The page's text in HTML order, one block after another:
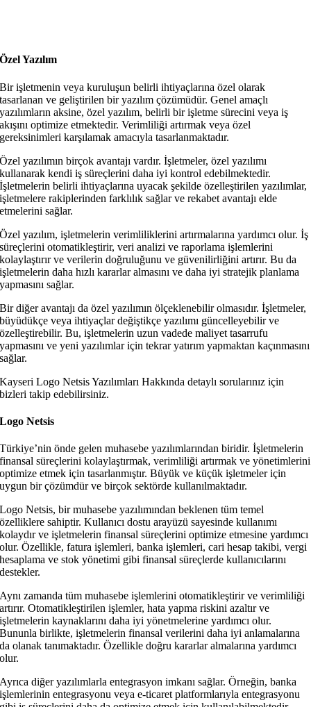
Özel Yazılım
Bir işletmenin veya kuruluşun belirli ihtiyaçlarına özel olarak
tasarlanan ve geliştirilen bir yazılım çözümüdür. Genel amaçlı
yazılımların aksine, özel yazılım, belirli bir işletme sürecini veya iş
akışını optimize etmektedir. Verimliliği artırmak veya özel
gereksinimleri karşılamak amacıyla tasarlanmaktadır.
Özel yazılımın birçok avantajı vardır. İşletmeler, özel yazılımı
kullanarak kendi iş süreçlerini daha iyi kontrol edebilmektedir.
İşletmelerin belirli ihtiyaçlarına uyacak şekilde özelleştirilen yazılımlar,
işletmelere rakiplerinden farklılık sağlar ve rekabet avantajı elde
etmelerini sağlar.
Özel yazılım, işletmelerin verimliliklerini artırmalarına yardımcı olur. İş
süreçlerini otomatikleştirir, veri analizi ve raporlama işlemlerini
kolaylaştırır ve verilerin doğruluğunu ve güvenilirliğini artırır. Bu da
işletmelerin daha hızlı kararlar almasını ve daha iyi stratejik planlama
yapmasını sağlar.
Bir diğer avantajı da özel yazılımın ölçeklenebilir olmasıdır. İşletmeler,
büyüdükçe veya ihtiyaçlar değiştikçe yazılımı güncelleyebilir ve
özelleştirebilir. Bu, işletmelerin uzun vadede maliyet tasarrufu
yapmasını ve yeni yazılımlar için tekrar yatırım yapmaktan kaçınmasını
sağlar.
Kayseri Logo Netsis Yazılımları Hakkında detaylı sorularınız için
bizleri takip edebilirsiniz.
Logo Netsis
Türkiye’nin önde gelen muhasebe yazılımlarından biridir. İşletmelerin
finansal süreçlerini kolaylaştırmak, verimliliği artırmak ve yönetimlerini
optimize etmek için tasarlanmıştır. Büyük ve küçük işletmeler için
uygun bir çözümdür ve birçok sektörde kullanılmaktadır.
Logo Netsis, bir muhasebe yazılımından beklenen tüm temel
özelliklere sahiptir. Kullanıcı dostu arayüzü sayesinde kullanımı
kolaydır ve işletmelerin finansal süreçlerini optimize etmesine yardımcı
olur. Özellikle, fatura işlemleri, banka işlemleri, cari hesap takibi, vergi
hesaplama ve stok yönetimi gibi finansal süreçlerde kullanıcılarını
destekler.
Aynı zamanda tüm muhasebe işlemlerini otomatikleştirir ve verimliliği
artırır. Otomatikleştirilen işlemler, hata yapma riskini azaltır ve
işletmelerin kaynaklarını daha iyi yönetmelerine yardımcı olur.
Bununla birlikte, işletmelerin finansal verilerini daha iyi anlamalarına
da olanak tanımaktadır. Özellikle doğru kararlar almalarına yardımcı
olur.
Ayrıca diğer yazılımlarla entegrasyon imkanı sağlar. Örneğin, banka
işlemlerinin entegrasyonu veya e-ticaret platformlarıyla entegrasyonu